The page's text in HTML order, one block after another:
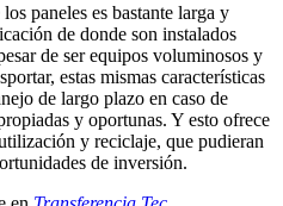
paneles es bastante larga y
de donde son instalados
de ser equipos voluminosos y
estas mismas características
de largo plazo en caso de
y oportunas. Y esto ofrece
y reciclaje, que pudieran
de inversión.